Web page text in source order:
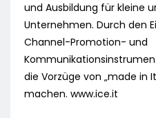
und Ausbildung für kleine
Unternehmen. Durch den
Channel-Promotion- und
die Vorzüge von „made in
machen. www.ice.it